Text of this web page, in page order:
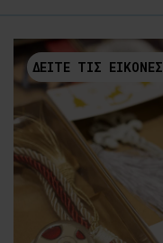
ΔΕΙΤΕ ΤΙΣ ΕΙΚΟΝΕΣ